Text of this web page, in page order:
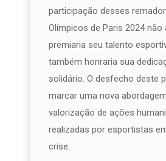
participação desses
Olímpicos de Paris 2024 não
premiaria seu talento
também honraria sua
solidário. O desfecho deste
marcar uma nova
valorização de ações
realizadas por esportistas
crise.